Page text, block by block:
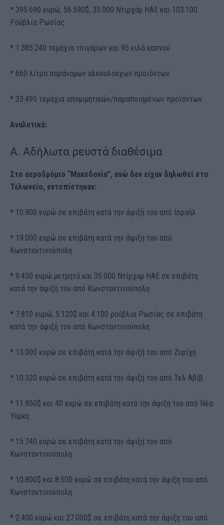
* 395.690 ευρώ, 56.590$, 35.000 Ντιρχάμ ΗΑΕ και 103.100
Ρούβλια Ρωσίας
* 1.385.240 τεμάχια τσιγάρων και 95 κιλά καπνού
* 660 λίτρα παράνομων αλκοολούχων προϊόντων
* 33.495 τεμάχια απομιμητικών/παραποιημένων προϊόντων
Αναλυτικά:
A. Αδήλωτα ρευστά διαθέσιμα
Στο αεροδρόμιο “Μακεδονία”, ενώ δεν είχαν δηλωθεί στο
Τελωνείο, εντοπίστηκαν:
* 10.900 ευρώ σε επιβάτη κατά την άφιξή του από Ισραήλ
* 19.000 ευρώ σε επιβάτη κατά την άφιξη του από
Κωνσταντινούπολη
* 9.450 ευρώ μετρητά και 35.000 Ντίρχαμ ΗΑΕ σε επιβάτη
κατά την άφιξή του από Κωνσταντινούπολη
* 7.810 ευρώ, 5.120$ και 4.100 ρούβλια Ρωσίας σε επιβάτη
κατά την άφιξή του από Κωνσταντινούπολη
* 13.000 ευρώ σε επιβάτη κατά την άφιξή του από Ζυρίχη
* 10.320 ευρώ σε επιβάτη κατά την άφιξή του από Τελ Αβίβ
* 11.950$ και 40 ευρώ σε επιβάτη κατά την άφιξή του από Νέα
Υόρκη
* 15.740 ευρώ σε επιβάτη κατά την άφιξή του από
Κωνσταντινούπολη
* 10.800$ και 8.500 ευρώ σε επιβάτη κατά την άφιξη του από
Κωνσταντινούπολη
* 2.400 ευρώ και 27.000$ σε επιβάτη κατά την άφιξη του από